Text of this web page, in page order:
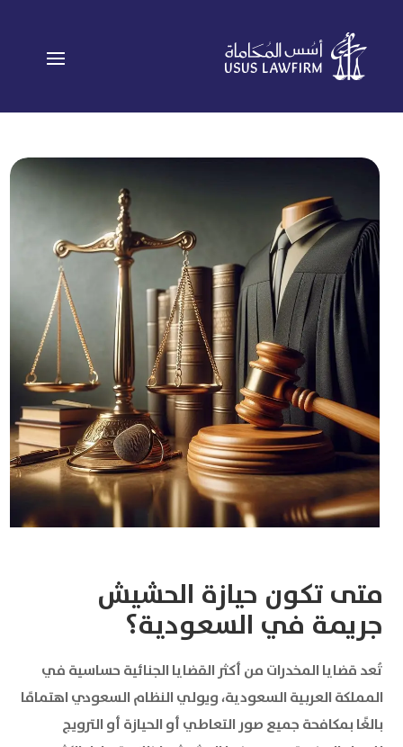
متى تكون حيازة الحشيش
جريمة في السعودية؟
تُعد قضايا المخدرات من أكثر القضايا الجنائية حساسية في
المملكة العربية السعودية، ويولي النظام السعودي اهتمامًا
بالغًا بمكافحة جميع صور التعاطي أو الحيازة أو الترويج